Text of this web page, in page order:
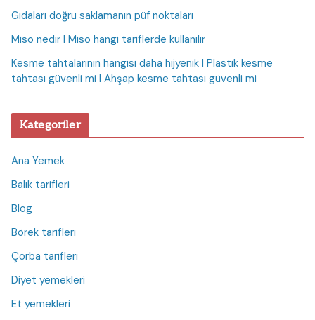
Gıdaları doğru saklamanın püf noktaları
Miso nedir I Miso hangi tariflerde kullanılır
Kesme tahtalarının hangisi daha hijyenik I Plastik kesme
tahtası güvenli mi I Ahşap kesme tahtası güvenli mi
Kategoriler
Ana Yemek
Balık tarifleri
Blog
Börek tarifleri
Çorba tarifleri
Diyet yemekleri
Et yemekleri